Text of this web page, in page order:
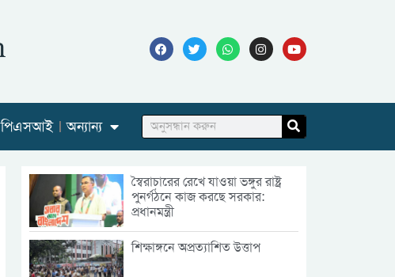
পিএসআই অন্যান্য
স্বৈরাচারের রেখে যাওয়া ভঙ্গুর রাষ্ট্র
পুনর্গঠনে কাজ করছে সরকার:
প্রধানমন্ত্রী
শিক্ষাঙ্গনে অপ্রত্যাশিত উত্তাপ